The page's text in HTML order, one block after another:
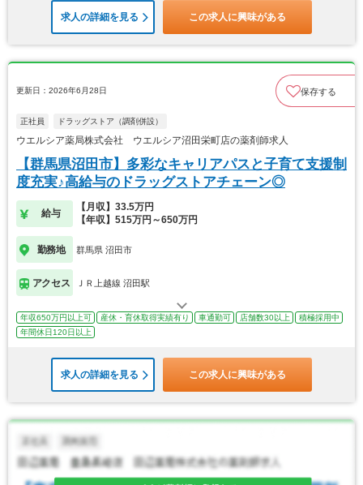
求人の詳細を見る この求人に興味がある
更新日：2026年6月28日 保存する
正社員 ドラッグストア（調剤併設）
ウエルシア薬局株式会社 ウエルシア沼田栄町店の薬剤師求人
【群馬県沼田市】多彩なキャリアパスと子育て支援制
度充実♪高給与のドラッグストアチェーン◎
給与
【月収】33.5万円
【年収】515万円～650万円
勤務地 群馬県 沼田市
アクセス ＪＲ上越線 沼田駅
年収650万円以上可 産休・育休取得実績有り 車通勤可 店舗数30以上
積極採用中
年間休日120日以上
求人の詳細を見る この求人に興味がある